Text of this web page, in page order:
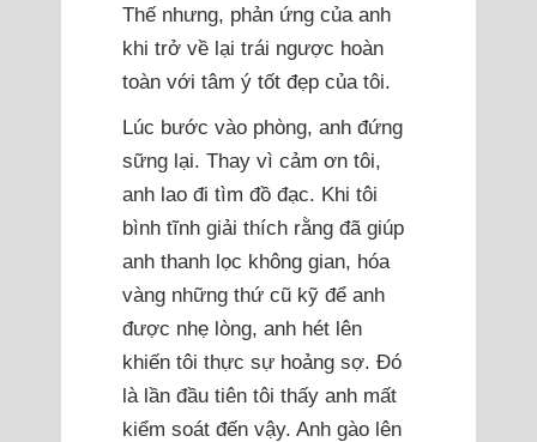
Thế nhưng, phản ứng của anh
khi trở về lại trái ngược hoàn
toàn với tâm ý tốt đẹp của tôi.
Lúc bước vào phòng, anh đứng
sững lại. Thay vì cảm ơn tôi,
anh lao đi tìm đồ đạc. Khi tôi
bình tĩnh giải thích rằng đã giúp
anh thanh lọc không gian, hóa
vàng những thứ cũ kỹ để anh
được nhẹ lòng, anh hét lên
khiến tôi thực sự hoảng sợ. Đó
là lần đầu tiên tôi thấy anh mất
kiểm soát đến vậy. Anh gào lên